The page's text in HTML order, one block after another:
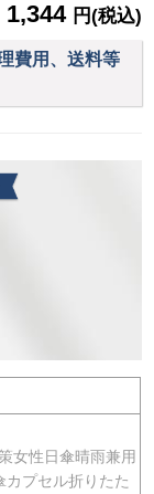
1,344 円(税込)
費用、送料等
女性日傘晴雨兼用
プセル折りたた